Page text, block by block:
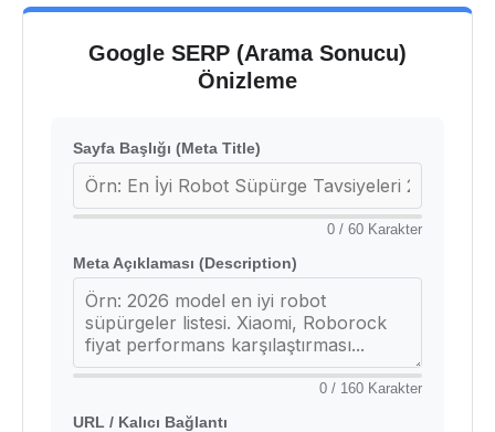
Google SERP (Arama Sonucu)
Önizleme
Sayfa Başlığı (Meta Title)
0 / 60 Karakter
Meta Açıklaması (Description)
0 / 160 Karakter
URL / Kalıcı Bağlantı